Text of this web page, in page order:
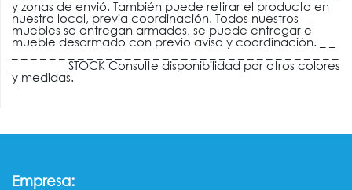
y zonas de envió. También puede retirar el producto en
nuestro local, previa coordinación. Todos nuestros
muebles se entregan armados, se puede entregar el
mueble desarmado con previo aviso y coordinación. _ _
_ _ _ _ _ _ _ _ _ _ _ _ _ _ _ _ _ _ _ _ _ _ _ _ _ _ _ _ _ _ _ _ _ _ _
_ _ _ _ _ _ STOCK Consulte disponibilidad por otros colores
y medidas.
Empresa: